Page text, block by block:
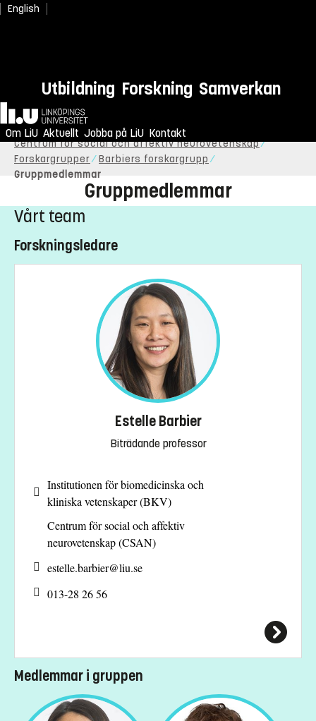
English
Utbildning Forskning Samverkan
Hem
Om LiU Aktuellt Jobba på LiU Kontakt
Centrum för social och affektiv neurovetenskap
Forskargrupper
Barbiers forskargrupp
Gruppmedlemmar
Gruppmedlemmar
Vårt team
Forskningsledare
Estelle Barbier
Biträdande professor
Institutionen för biomedicinska och
kliniska vetenskaper (BKV)
Centrum för social och affektiv
neurovetenskap (CSAN)
estelle.barbier@liu.se
013-28 26 56
Medlemmar i gruppen